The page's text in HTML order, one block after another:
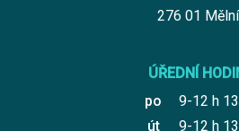
276 01
ÚŘEDNÍ
po
9-12 h
út
9-12 h